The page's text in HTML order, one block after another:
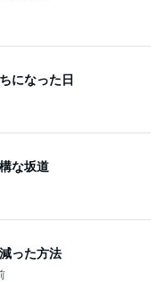
になった日
な坂道
った方法